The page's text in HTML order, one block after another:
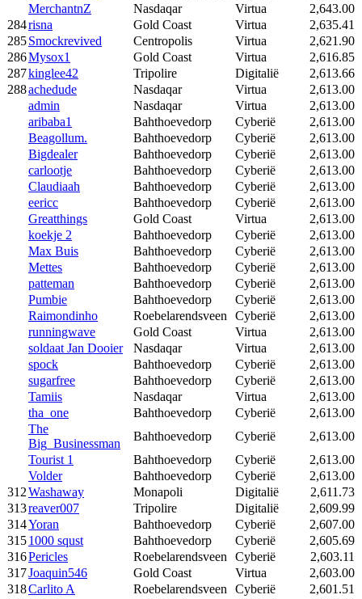
MerchantnZ
Nasdaqar Virtua
2,643.00
284risna Gold Coast Virtua
2,635.41
285Smockrevived Centropolis Virtua
2,621.90
286Mysox1 Gold Coast Virtua
2,616.85
287kinglee42 Tripolire Digitalië
2,613.66
288achedude Nasdaqar Virtua
2,613.00
admin
Nasdaqar Virtua
2,613.00
aribaba1
Bahthoevedorp Cyberië
2,613.00
Beagollum.
Bahthoevedorp Cyberië
2,613.00
Bigdealer
Bahthoevedorp Cyberië
2,613.00
carlootje
Bahthoevedorp Cyberië
2,613.00
Claudiaah
Bahthoevedorp Cyberië
2,613.00
eericc
Bahthoevedorp Cyberië
2,613.00
Greatthings
Gold Coast Virtua
2,613.00
koekje 2
Bahthoevedorp Cyberië
2,613.00
Max Buis
Bahthoevedorp Cyberië
2,613.00
Mettes
Bahthoevedorp Cyberië
2,613.00
patteman
Bahthoevedorp Cyberië
2,613.00
Pumbie
Bahthoevedorp Cyberië
2,613.00
Raimondinho
Roebelarendsveen Cyberië
2,613.00
runningwave
Gold Coast Virtua
2,613.00
soldaat Jan Dooier
Nasdaqar Virtua
2,613.00
spock
Bahthoevedorp Cyberië
2,613.00
sugarfree
Bahthoevedorp Cyberië
2,613.00
Tamiis
Nasdaqar Virtua
2,613.00
tha_one
Bahthoevedorp Cyberië
2,613.00
The
Big_Businessman
Bahthoevedorp Cyberië
2,613.00
Tourist 1
Bahthoevedorp Cyberië
2,613.00
Volder
Bahthoevedorp Cyberië
2,613.00
312Washaway Monapoli Digitalië
2,611.73
313reaver007 Tripolire Digitalië
2,609.99
314Yoran Bahthoevedorp Cyberië
2,607.00
3151000 squst Bahthoevedorp Cyberië
2,605.69
316Pericles Roebelarendsveen Cyberië
2,603.11
317Joaquin546 Gold Coast Virtua
2,603.00
318Carlito A Roebelarendsveen Cyberië
2,601.51